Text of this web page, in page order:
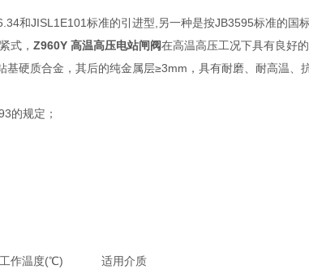
和JISL1E101标准的引进型,另一种是按JB3595标准的国
式， Z960Y 高温高压电站闸阀在高温高压工况下具有良好
硬质合金，其后的纯金属层≥3mm，具有耐磨、耐高温、
的规定；
工作温度(℃) 适用介质